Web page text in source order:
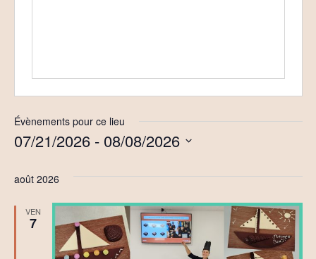
Évènements pour ce lieu
07/21/2026 - 08/08/2026
une
août 2026
VEN
7